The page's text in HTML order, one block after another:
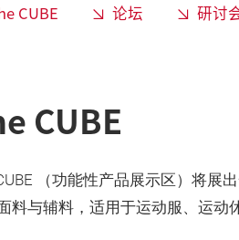
CUBE 论坛 研讨
CUBE
（功能性产品展示区）将展
料与辅料，适用于运动服、运动